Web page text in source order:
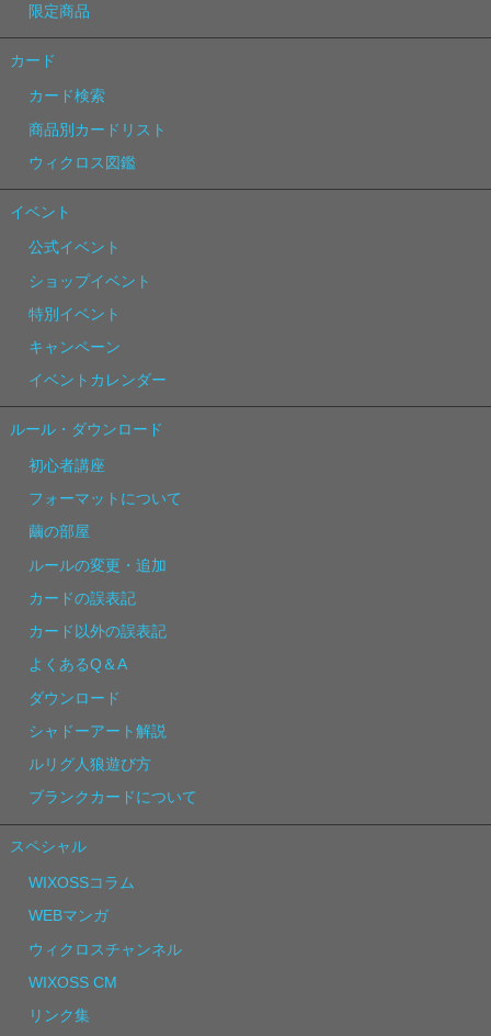
限定商品
カード
カード検索
商品別カードリスト
ウィクロス図鑑
イベント
公式イベント
ショップイベント
特別イベント
キャンペーン
イベントカレンダー
ルール・ダウンロード
初心者講座
フォーマットについて
繭の部屋
ルールの変更・追加
カードの誤表記
カード以外の誤表記
よくあるQ＆A
ダウンロード
シャドーアート解説
ルリグ人狼遊び方
ブランクカードについて
スペシャル
WIXOSSコラム
WEBマンガ
ウィクロスチャンネル
WIXOSS CM
リンク集